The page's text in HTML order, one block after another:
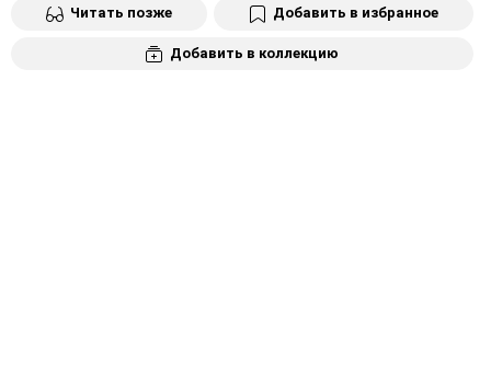
Читать позже Добавить в избранное
Добавить в коллекцию